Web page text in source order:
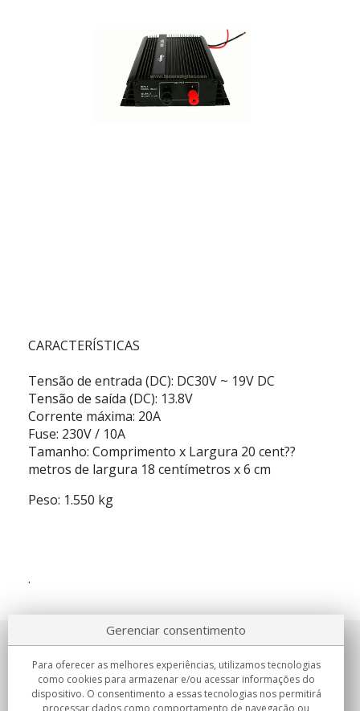
CARACTERÍSTICAS
Tensão de entrada (DC): DC30V ~ 19V DC
Tensão de saída (DC): 13.8V
Corrente máxima: 20A
Fuse: 230V / 10A
Tamanho: Comprimento x Largura 20 cent??
metros de largura 18 centímetros x 6 cm
Peso: 1.550 kg
.
Sobre nosotros
Compromissos
Gerenciar consentimento
Para oferecer as melhores experiências, utilizamos tecnologias
como cookies para armazenar e/ou acessar informações do
dispositivo. O consentimento a essas tecnologias nos permitirá
processar dados como comportamento de navegação ou